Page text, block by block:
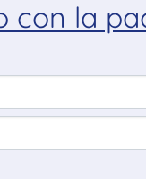
con la